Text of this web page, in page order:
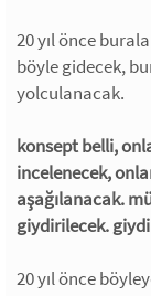
20 yıl önce
böyle gidecek,
yolculanacak.
konsept belli,
incelenecek,
aşağılanacak.
giydirilecek.
20 yıl önce